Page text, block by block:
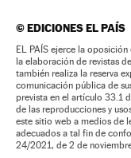
©EDICIONES EL PAÍS
EL PAÍS ejerce la
la elaboración de revistas
también realiza la reserva
comunicación pública de
prevista en el artículo 33.1
de las reproducciones y
este sitio web a medios de
adecuados a tal fin de
24/2021, de 2 de